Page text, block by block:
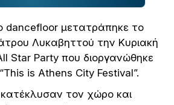
dancefloor μετατράπηκε το
Λυκαβηττού την Κυριακή
Star Party που διοργανώθηκε
is Athens City Festival”.
κατέκλυσαν τον χώρο και